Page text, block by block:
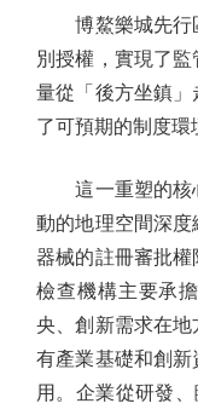
博鰲樂城先行
別授權，實現了
量從「後方坐鎮
了可預期的制度環
這一重塑的核
動的地理空間深
器械的註冊審批
檢查機構主要承
央、創新需求在
有產業基礎和創
用。企業從研發